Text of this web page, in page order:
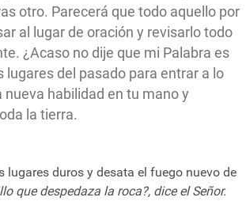
otro. Parecerá que todo aquello por
al lugar de oración y revisarlo todo
¿Acaso no dije que mi Palabra es
del pasado para entrar a lo
habilidad en tu mano y
la tierra.
duros y desata el fuego nuevo de
que despedaza la roca?, dice el Señor.